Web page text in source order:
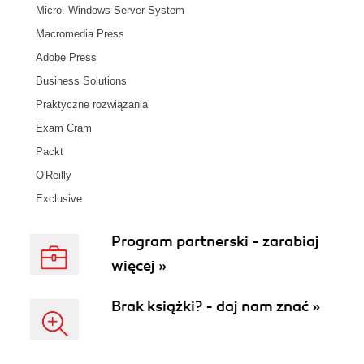
Micro. Windows Server System
Macromedia Press
Adobe Press
Business Solutions
Praktyczne rozwiązania
Exam Cram
Packt
O'Reilly
Exclusive
Program partnerski - zarabiaj
więcej »
Brak książki? - daj nam znać »